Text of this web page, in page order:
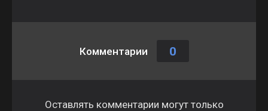
Комментарии 0
Оставлять комментарии могут только